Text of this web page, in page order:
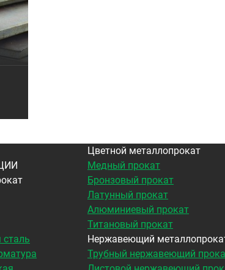
сталь
Цветной металлопрокат
Медный прокат
Бронзовый прокат
Латунный прокат
Алюминиевый прокат
Титановый прокат
Нержавеющий
Трубный нержавеющий